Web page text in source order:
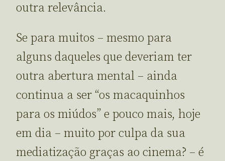
outra relevância.
Se para muitos – mesmo para
alguns daqueles que deveriam ter
outra abertura mental – ainda
continua a ser “os macaquinhos
para os miúdos” e pouco mais, hoje
em dia – muito por culpa da sua
mediatização graças ao cinema? – é